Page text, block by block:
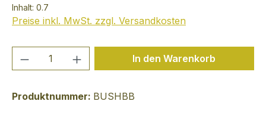
Inhalt: 0.7
Preise inkl. MwSt. zzgl. Versandkosten
Produkt Anzahl: Gib denIn den Warenkorb
Produktnummer: BUSHBB